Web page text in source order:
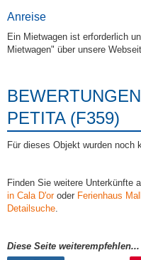
Anreise
Ein Mietwagen ist erforderlich
Mietwagen" über unsere
PETITA (F359)
Für dieses Objekt wurden noch
Finden Sie weitere Unterkünfte
in Cala D'oroder Ferienhaus
Detailsuche.
Diese Seite weiterempfehlen...